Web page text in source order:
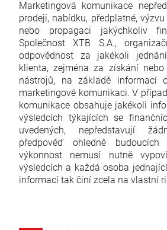
Marketingová komunikace
prodeji, nabídku, předplatné,
nebo propagaci jakýchkoliv
Společnost XTB S.A.,
odpovědnost za jakékoli
klienta, zejména za získání
nástrojů, na základě informací
marketingové komunikaci. V
komunikace obsahuje jakékoli
výsledcích týkajících se
uvedených, nepředstavují
předpověď ohledně
výkonnost nemusí nutně
výsledcích a každá osoba
informací tak činí zcela na vlastní